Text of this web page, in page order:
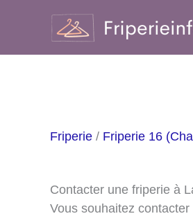
contenu
Friperie / Friperie 16
Contacter une friperie à
Vous souhaitez